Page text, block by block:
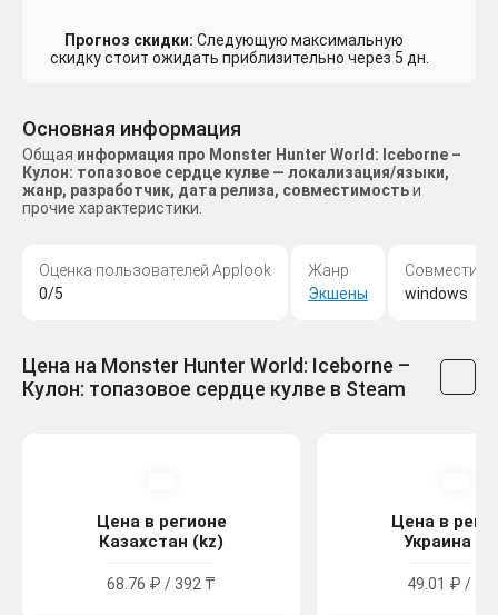
Прогноз скидки: Следующую максимальную
скидку стоит ожидать приблизительно через 5 дн.
Основная информация
Общая информация про Monster Hunter World: Iceborne –
Кулон: топазовое сердце кулве — локализация/языки,
жанр, разработчик, дата релиза, совместимостьи
прочие характеристики.
Оценка пользователей Applook
0/5
Жанр
Экшены
windows
Цена на Monster Hunter World: Iceborne –
Кулон: топазовое сердце кулве в Steam
Цена в регионе
Казахстан (kz)
68.76 ₽ / 392 ₸
Цена в
Украина
49.01 ₽ / 27